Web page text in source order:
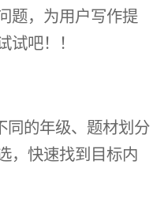
题，为用户写作提
试吧！！
同的年级、题材划分
，快速找到目标内